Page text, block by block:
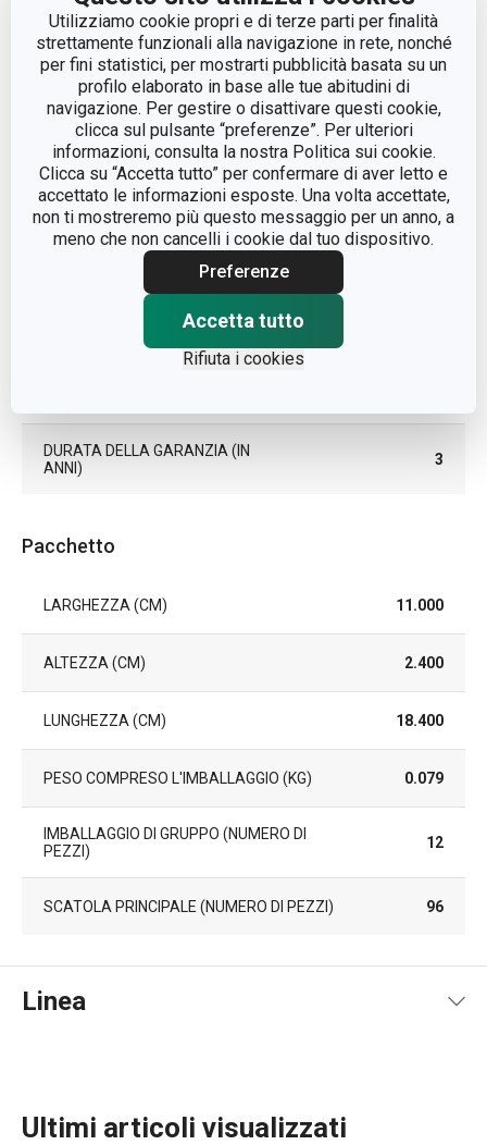
Utilizziamo cookie propri e di terze parti per finalità
strettamente funzionali alla navigazione in rete, nonché
per fini statistici, per mostrarti pubblicità basata su un
profilo elaborato in base alle tue abitudini di
navigazione. Per gestire o disattivare questi cookie,
clicca sul pulsante “preferenze”. Per ulteriori
informazioni, consulta la nostra Politica sui cookie.
Clicca su “Accetta tutto” per confermare di aver letto e
accettato le informazioni esposte. Una volta accettate,
non ti mostreremo più questo messaggio per un anno, a
meno che non cancelli i cookie dal tuo dispositivo.
Preferenze
Accetta tutto
Rifiuta i cookies
CATEGORIA
bartender e
sommelier
LINEA DI PRODOTTO UNO VINO
MATERIALE plastica, metallo
TIPO apribottiglie
DURATA DELLA GARANZIA (IN
ANNI)
3
Pacchetto
LARGHEZZA (CM) 11.000
ALTEZZA (CM) 2.400
LUNGHEZZA (CM) 18.400
PESO COMPRESO L'IMBALLAGGIO (KG) 0.079
IMBALLAGGIO DI GRUPPO (NUMERO DI
PEZZI)
12
SCATOLA PRINCIPALE (NUMERO DI PEZZI) 96
Linea
Ultimi articoli visualizzati